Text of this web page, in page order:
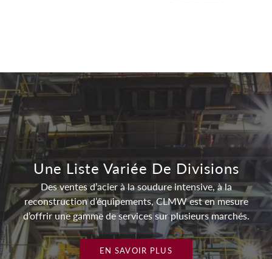
Une Liste Variée De Divisions
Des ventes d’acier à la soudure intensive, à la
reconstruction d’équipements, CLMW est en mesure
d’offrir une gamme de services sur plusieurs marchés.
EN SAVOIR PLUS